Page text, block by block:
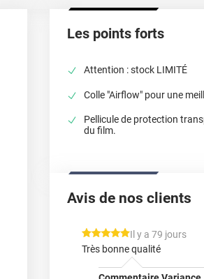
Les points forts
Attention : stock LIMITÉ
Colle "Airflow" pour une
Pellicule de protection
du film.
Avis de nos clients
*****
Il y a 79 jours
Très bonne qualité